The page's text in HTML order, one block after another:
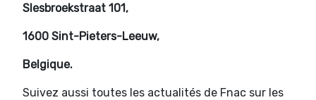
Slesbroekstraat 101,
1600 Sint-Pieters-Leeuw,
Belgique.
Suivez aussi toutes les actualités de Fnac sur les